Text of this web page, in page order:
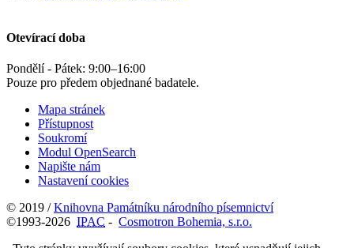
Otevírací doba
Pondělí - Pátek: 9:00–16:00
Pouze pro předem objednané badatele.
Mapa stránek
Přístupnost
Soukromí
Modul OpenSearch
Napište nám
Nastavení cookies
© 2019 /Knihovna Památníku národního písemnictví
©1993-2026 IPAC - Cosmotron Bohemia, s.r.o.